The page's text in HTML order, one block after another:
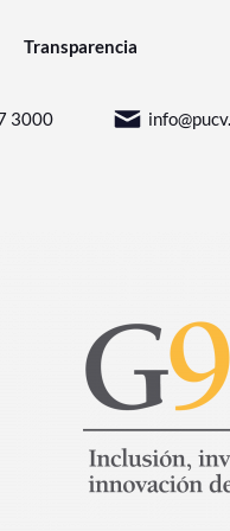
Transparencia
3000